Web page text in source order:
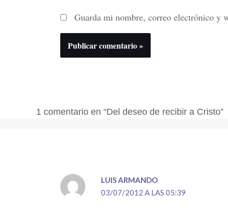
Guarda mi nombre, correo electrónico y
1 comentario en “Del deseo de recibir a Cristo”
LUIS ARMANDO
03/07/2012 A LAS 05:39